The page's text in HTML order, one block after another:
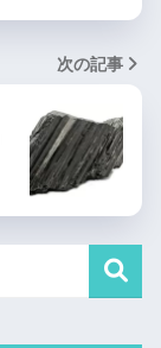
次の記事